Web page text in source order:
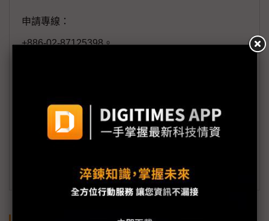
申請專線：
+886-02-87125398。
member@digitimes.com
(一個工作日內將回覆您的來信)
訂閱DIGITIMES 行動版